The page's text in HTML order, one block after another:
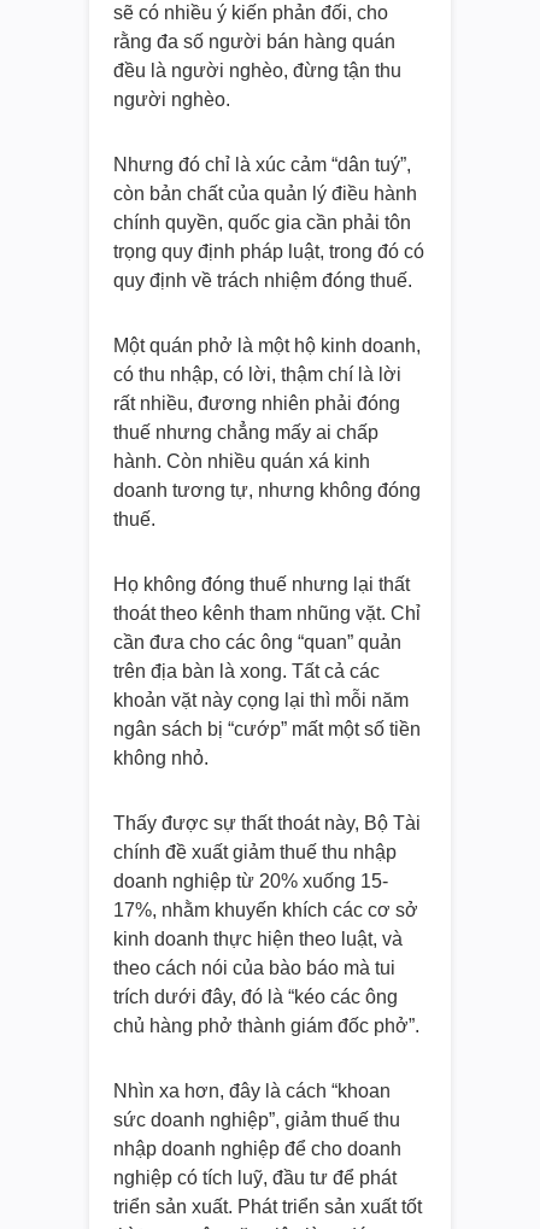
sẽ có nhiều ý kiến phản đối, cho
rằng đa số người bán hàng quán
đều là người nghèo, đừng tận thu
người nghèo.
Nhưng đó chỉ là xúc cảm “dân tuý”,
còn bản chất của quản lý điều hành
chính quyền, quốc gia cần phải tôn
trọng quy định pháp luật, trong đó có
quy định về trách nhiệm đóng thuế.
Một quán phở là một hộ kinh doanh,
có thu nhập, có lời, thậm chí là lời
rất nhiều, đương nhiên phải đóng
thuế nhưng chẳng mấy ai chấp
hành. Còn nhiều quán xá kinh
doanh tương tự, nhưng không đóng
thuế.
Họ không đóng thuế nhưng lại thất
thoát theo kênh tham nhũng vặt. Chỉ
cần đưa cho các ông “quan” quản
trên địa bàn là xong. Tất cả các
khoản vặt này cọng lại thì mỗi năm
ngân sách bị “cướp” mất một số tiền
không nhỏ.
Thấy được sự thất thoát này, Bộ Tài
chính đề xuất giảm thuế thu nhập
doanh nghiệp từ 20% xuống 15-
17%, nhằm khuyến khích các cơ sở
kinh doanh thực hiện theo luật, và
theo cách nói của bào báo mà tui
trích dưới đây, đó là “kéo các ông
chủ hàng phở thành giám đốc phở”.
Nhìn xa hơn, đây là cách “khoan
sức doanh nghiệp”, giảm thuế thu
nhập doanh nghiệp để cho doanh
nghiệp có tích luỹ, đầu tư để phát
triển sản xuất. Phát triển sản xuất tốt